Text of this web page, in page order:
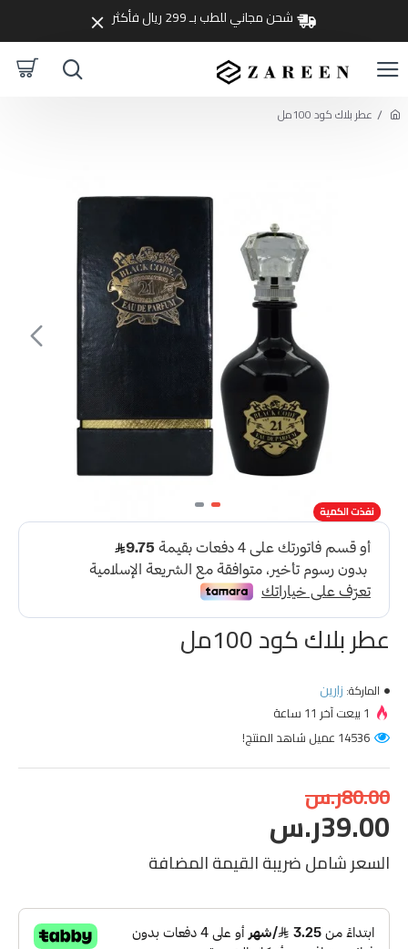
شحن مجاني للطب بـ 299 ريال فأكثر
عطر بلاك كود 100مل
-51 %
نفذت الكمية
عطر بلاك كود 100مل
السعر شامل ضريبة القيمة المضافة
39.00ر.س
80.00ر.س
الماركة: زارين
1 بيعت آخر 11 ساعة
14536 عميل شاهد المنتج!